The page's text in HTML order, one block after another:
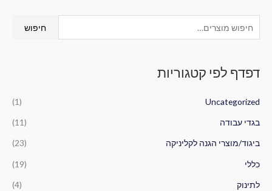
י
ו
ע
ב
:
חיפוש
דפדף לפי קטגוריות
Uncategorized
(1)
בגדי עבודה (11)
ביגוד/מוצרי הגנה לקליניקה (23)
כללי (19)
לתינוק (4)